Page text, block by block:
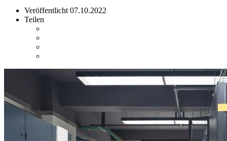
Veröffentlicht 07.10.2022
Teilen